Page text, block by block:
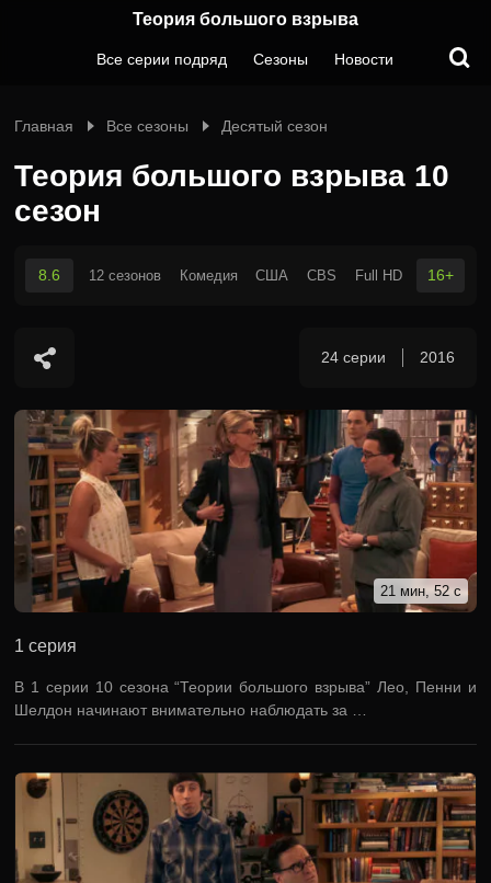
Теория большого взрыва
Все серии подряд Сезоны Новости
Главная Все сезоны Десятый сезон
Теория большого взрыва 10
сезон
8.6 12 сезонов Комедия США CBS Full HD 16+
24 серии 2016
21 мин, 52 с
1 серия
В 1 серии 10 сезона “Теории большого взрыва” Лео, Пенни и
Шелдон начинают внимательно наблюдать за …